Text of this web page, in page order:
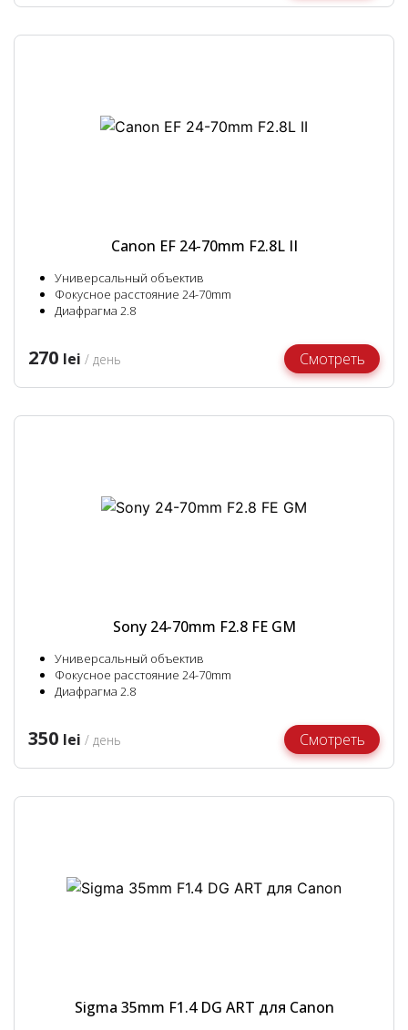
Canon EF 24-70mm F2.8L II
Универсальный объектив
Фокусное расстояние 24-70mm
Диафрагма 2.8
270 lei / день Смотреть
Sony 24-70mm F2.8 FE GM
Универсальный объектив
Фокусное расстояние 24-70mm
Диафрагма 2.8
350 lei / день Смотреть
Sigma 35mm F1.4 DG ART для Canon